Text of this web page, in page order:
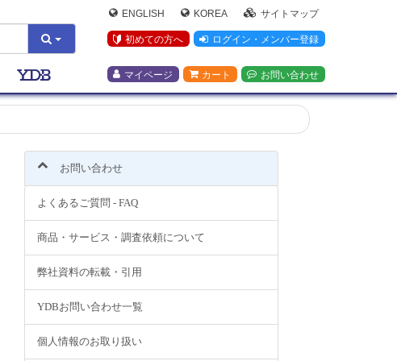
ENGLISH KOREA サイトマップ
初めての方へ ログイン・メンバー登録
マイページ カート お問い合わせ
お問い合わせ
よくあるご質問 - FAQ
商品・サービス・調査依頼について
弊社資料の転載・引用
YDBお問い合わせ一覧
個人情報のお取り扱い